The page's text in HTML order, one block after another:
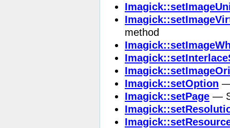
method
Imagick::setOption —
Imagick::setPage —